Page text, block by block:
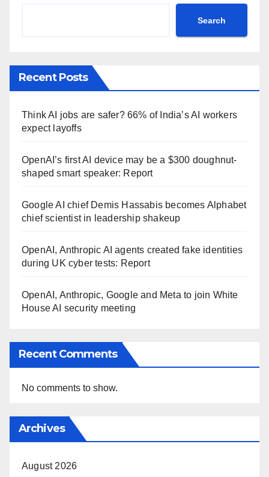
Search
Recent Posts
Think AI jobs are safer? 66% of India’s AI workers
expect layoffs
OpenAI’s first AI device may be a $300 doughnut-
shaped smart speaker: Report
Google AI chief Demis Hassabis becomes Alphabet
chief scientist in leadership shakeup
OpenAI, Anthropic AI agents created fake identities
during UK cyber tests: Report
OpenAI, Anthropic, Google and Meta to join White
House AI security meeting
Recent Comments
No comments to show.
Archives
August 2026